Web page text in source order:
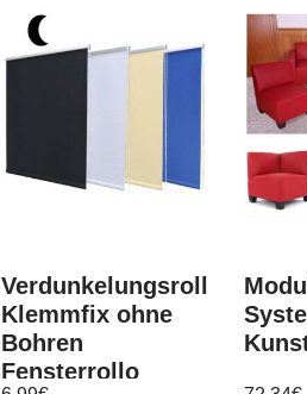
Verdunkelungsrollo
Klemmfix ohne
Bohren
Fensterrollo